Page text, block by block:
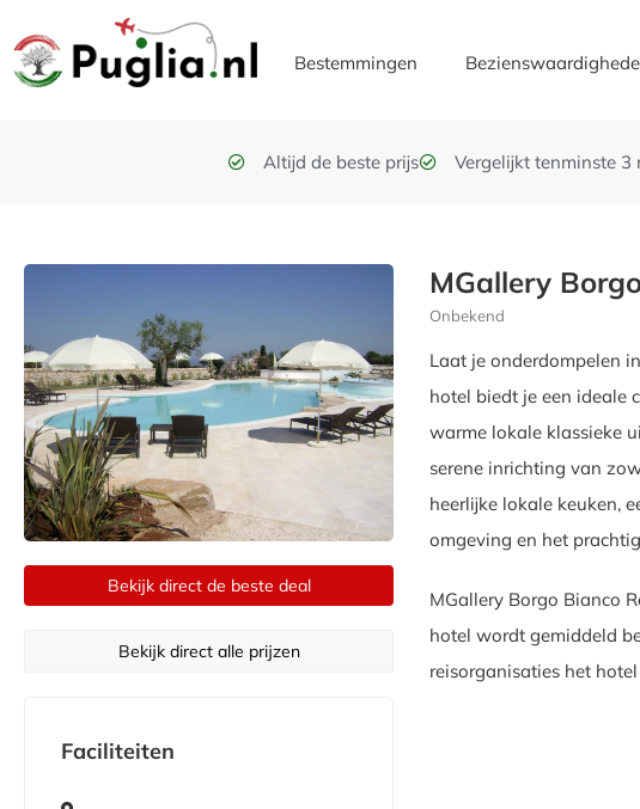
Bestemmingen
Altijd de beste prijs Vergelijkt tenminste 3
Bekijk direct de beste deal
Bekijk direct alle prijzen
Faciliteiten
MGallery
Onbekend
Laat je onderdompelen
hotel biedt je een ideale
warme lokale klassieke
serene inrichting van
heerlijke lokale keuken,
omgeving en het
MGallery Borgo Bianco
hotel wordt gemiddeld
reisorganisaties het hotel